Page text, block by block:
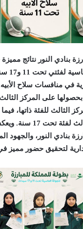
بنادي النور نتائج
في منافسات سلاح
الثالث للفئة ذاتها،
تحت 17 سنة.
بنادي النور، والجهود
لتحقيق حضور مميز